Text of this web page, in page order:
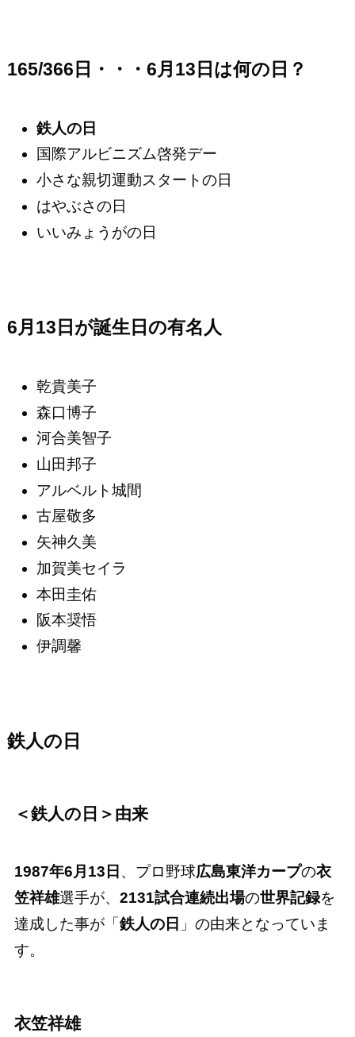
165/366日・・・6月13日は何の日？
鉄人の日
国際アルビニズム啓発デー
小さな親切運動スタートの日
はやぶさの日
いいみょうがの日
6月13日が誕生日の有名人
乾貴美子
森口博子
河合美智子
山田邦子
アルベルト城間
古屋敬多
矢神久美
加賀美セイラ
本田圭佑
阪本奨悟
伊調馨
鉄人の日
＜鉄人の日＞由来
1987年6月13日 、プロ野球広島東洋カープの衣
笠祥雄選手が、 2131試合連続出場の世界記録を
達成した事が「鉄人の日 」の由来となっていま
す。
衣笠祥雄